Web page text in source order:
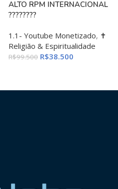
ALTO RPM INTERNACIONAL
????????
1.1- Youtube Monetizado, ✝️
Religião & Espiritualidade
R$99.500 R$38.500